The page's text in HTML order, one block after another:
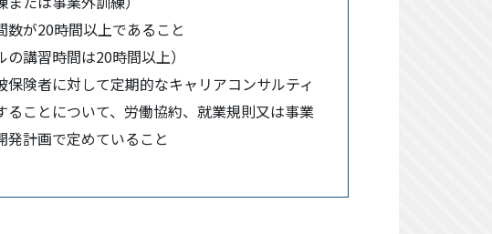
が20時間以上であること
の講習時間は20時間以上）
険者に対して定期的なキャリアコンサルティ
ることについて、労働協約、就業規則又は事業
発計画で定めていること